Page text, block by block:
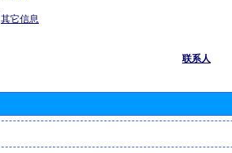
其它信息
联系人